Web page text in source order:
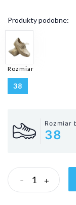
Produkty podobne:
Rozmiar
38
Rozmiar
38
- +